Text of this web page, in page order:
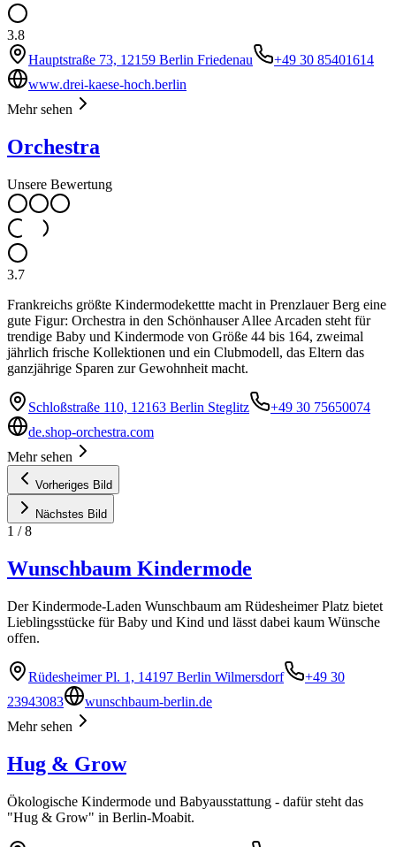
3.8
Hauptstraße 73, 12159 Berlin Friedenau
+49 30 85401614
www.drei-kaese-hoch.berlin
Mehr sehen
Orchestra
Unsere Bewertung
3.7
Frankreichs größte Kindermodekettte macht in Prenzlauer Berg eine
gute Figur: Orchestra in den Schönhauser Allee Arcaden steht für
trendige Baby und Kindermode von Größe 44 bis 164, zweimal
jährlich frische Kollektionen und ein Clubmodell, das Eltern das
ganzjährige Sparen zur Gewohnheit macht.
Schloßstraße 110, 12163 Berlin Steglitz
+49 30 75650074
de.shop-orchestra.com
Mehr sehen
Vorheriges Bild
Nächstes Bild
1 /8
Wunschbaum Kindermode
Der Kindermode-Laden Wunschbaum am Rüdesheimer Platz bietet
Lieblingsstücke für Baby und Kind und lässt dabei kaum Wünsche
offen.
Rüdesheimer Pl. 1, 14197 Berlin Wilmersdorf
+49 30
23943083
wunschbaum-berlin.de
Mehr sehen
Hug & Grow
Ökologische Kindermode und Babyausstattung - dafür steht das
"Hug & Grow" in Berlin-Moabit.